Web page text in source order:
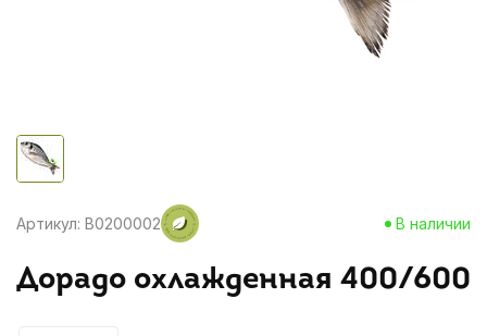
Артикул: B0200002 В наличии
Дорадо охлажденная 400/600